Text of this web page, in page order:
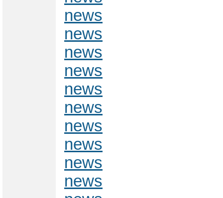
news
news
news
news
news
news
news
news
news
news